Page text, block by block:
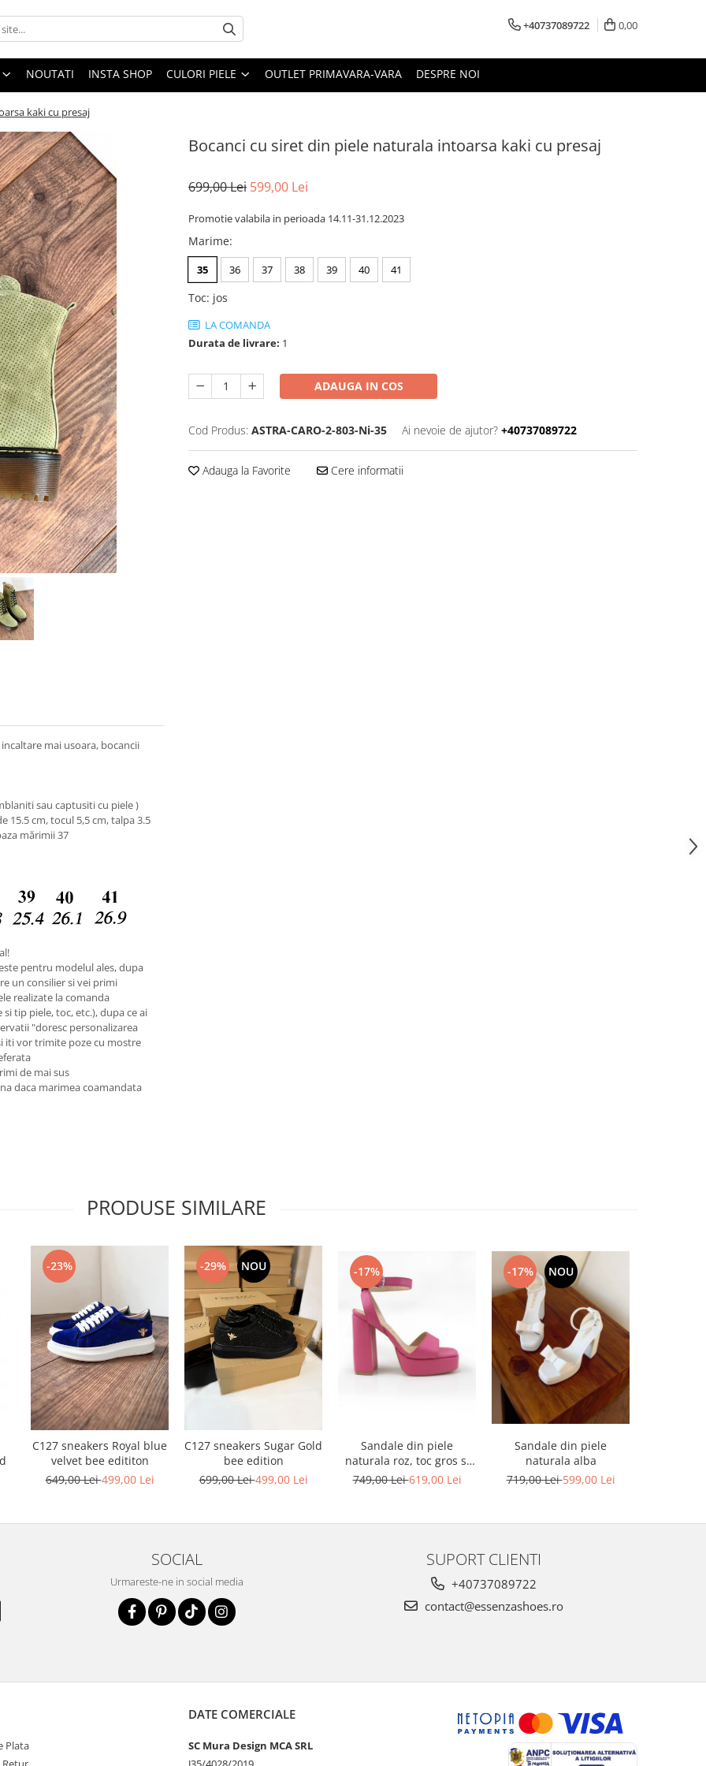
+40737089722 0,00
NOUTATI INSTA SHOP CULORI PIELE OUTLET PRIMAVARA-VARA DESPRE NOI
kaki cu presaj
Bocanci cu siret din piele naturala intoarsa kaki cu presaj
699,00 Lei 599,00 Lei
Promotie valabila in perioada 14.11-31.12.2023
Marime:
35 36 37 38 39 40 41
Toc: jos
LA COMANDA
Durata de livrare: 1
ADAUGA IN COS
Cod Produs: ASTRA-CARO-2-803-Ni-35 Ai nevoie de ajutor? +40737089722
Adauga la Favorite Cere informatii
mai usoara, bocancii
sau captusiti cu piele )
15.5 cm, tocul 5,5 cm, talpa 3.5
mărimii 37
pentru modelul ales, dupa
un consilier si vei primi
realizate la comanda
tip piele, toc, etc.), dupa ce ai
"doresc personalizarea
iti vor trimite poze cu mostre
de mai sus
daca marimea coamandata
PRODUSE SIMILARE
-23%
C127 sneakers Royal blue
velvet bee edititon
649,00 Lei499,00 Lei
-29% NOU
C127 sneakers Sugar Gold
bee edition
699,00 Lei499,00 Lei
-17%
Sandale din piele
naturala roz, toc gros si
platforma
749,00 Lei619,00 Lei
-17% NOU
Sandale din piele
naturala alba
719,00 Lei599,00 Lei
SOCIAL
Urmareste-ne in social media
SUPORT CLIENTI
+40737089722
contact@essenzashoes.ro
Plata
DATE COMERCIALE
SC Mura Design MCA SRL